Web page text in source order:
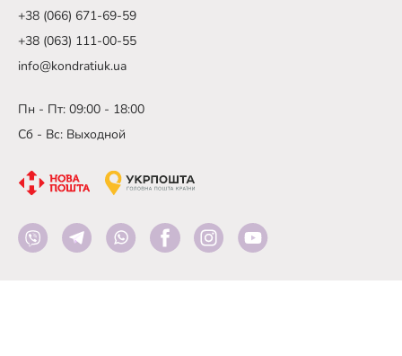
+38 (066) 671-69-59
+38 (063) 111-00-55
info@kondratiuk.ua
Пн - Пт: 09:00 - 18:00
Сб - Вс: Выходной